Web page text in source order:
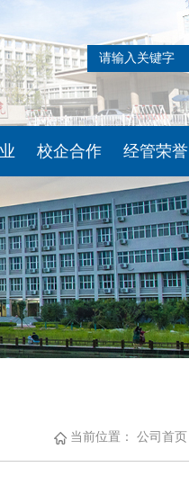
Website<
校企合作 经管荣誉
当前位置： 公司首页